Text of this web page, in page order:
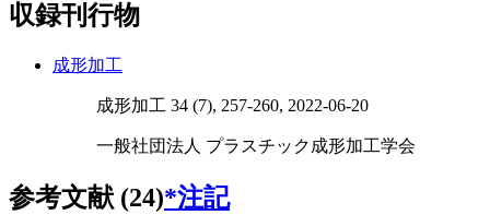
収録刊行物
成形加工
成形加工 34 (7), 257-260, 2022-06-20
一般社団法人 プラスチック成形加工学会
参考文献 (24)*注記